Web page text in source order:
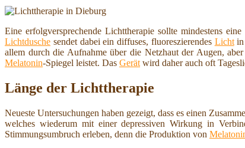
Eine erfolgversprechende Lichttherapie sollte mindestens
Lichtdusche sendet dabei ein diffuses, fluoreszierendes Lichtin
allem durch die Aufnahme über die Netzhaut der Augen,
Melatonin-Spiegel leistet. Das Gerät wird daher auch oft
Länge der Lichttherapie
Neueste Untersuchungen haben gezeigt, dass es einen
welches wiederum mit einer depressiven Wirkung in
Stimmungsumbruch erleben, denn die Produktion von